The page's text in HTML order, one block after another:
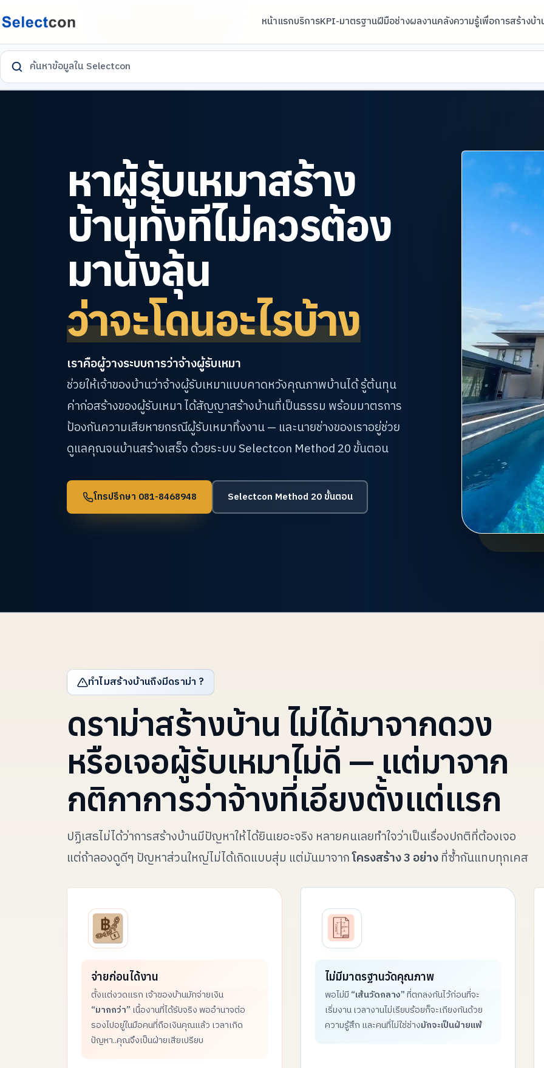
หน้าแรกบริการKPI-มาตรฐานฝีมือช่างผลงานคลังความรู้เพื่อการสร้างบ้า
ค้นหาข้อมูลใน Selectcon
หาผู้รับเหมาสร้าง
บ้านทั้งทีไม่ควรต้อง
มานั่งลุ้น
ว่าจะโดนอะไรบ้าง
เราคือผู้วางระบบการว่าจ้างผู้รับเหมา
ช่วยให้เจ้าของบ้านว่าจ้างผู้รับเหมาแบบคาดหวังคุณภาพบ้านได้รู้ต้นทุน
ค่าก่อสร้างของผู้รับเหมา ได้สัญญาสร้างบ้านที่เป็นธรรม พร้อมมาตรการ
ป้องกันความเสียหายกรณีผู้รับเหมาทิ้งงาน— และนายช่างของเราอยู่ช่วย
ดูแลคุณจนบ้านสร้างเสร็จด้วยระบบ Selectcon Method 20 ขั้นตอน
โทรปรึกษา 081-8468948 Selectcon Method 20 ขั้นตอน
ทำไมสร้างบ้านถึงมีดราม่า ?
ดราม่าสร้างบ้าน ไม่ได้มาจากดวง
หรือเจอผู้รับเหมาไม่ดี — แต่มาจาก
กติกาการว่าจ้างที่เอียงตั้งแต่แรก
ปฏิเสธไม่ได้ว่าการสร้างบ้านมีปัญหาให้ได้ยินเยอะจริง หลายคนเลยทำใจว่าเป็นเรื่องปกติที่ต้องเจอ
แต่ถ้าลองดูดีๆ ปัญหาส่วนใหญ่ไม่ได้เกิดแบบสุ่ม แต่มันมาจากโครงสร้าง 3 อย่างที่ซ้ำกันแทบทุกเคส
จ่ายก่อนได้งาน
ตั้งแต่งวดแรก เจ้าของบ้านมักจ่ายเงิน
“มากกว่า” เนื้องานที่ได้รับจริง พออำนาจต่อ
รองไปอยู่ในมือคนที่ถือเงินคุณแล้ว เวลาเกิด
ปัญหา..คุณจึงเป็นฝ่ายเสียเปรียบ
ไม่มีมาตรฐานวัดคุณภาพ
พอไม่มี “เส้นวัดกลาง”ที่ตกลงกันไว้ก่อนที่จะ
เริ่มงาน เวลางานไม่เรียบร้อยก็จะเถียงกันด้วย
ความรู้สึก และคนที่ไม่ใช่ช่างมักจะเป็นฝ่ายแพ้